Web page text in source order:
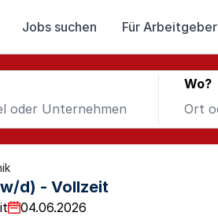
Jobs suchen Für Arbeitgeber
Wo?
d) - Vollzeit
04.06.2026